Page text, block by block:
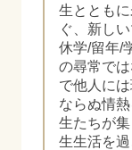
生ととも
ぐ、新し
休学/留年/
の尋常で
で他人に
ならぬ情
生たちが
生生活を